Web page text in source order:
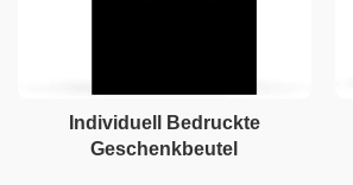
Individuell Bedruckte
Geschenkbeutel